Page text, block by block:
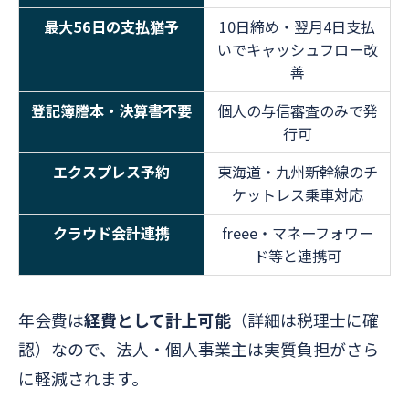
最大56日の支払猶予
10日締め・翌月4日支払
いでキャッシュフロー改
善
登記簿謄本・決算書不要
個人の与信審査のみで発
行可
エクスプレス予約
東海道・九州新幹線のチ
ケットレス乗車対応
クラウド会計連携
freee・マネーフォワー
ド等と連携可
年会費は経費として計上可能 （詳細は税理士に確
認）なので、法人・個人事業主は実質負担がさら
に軽減されます。